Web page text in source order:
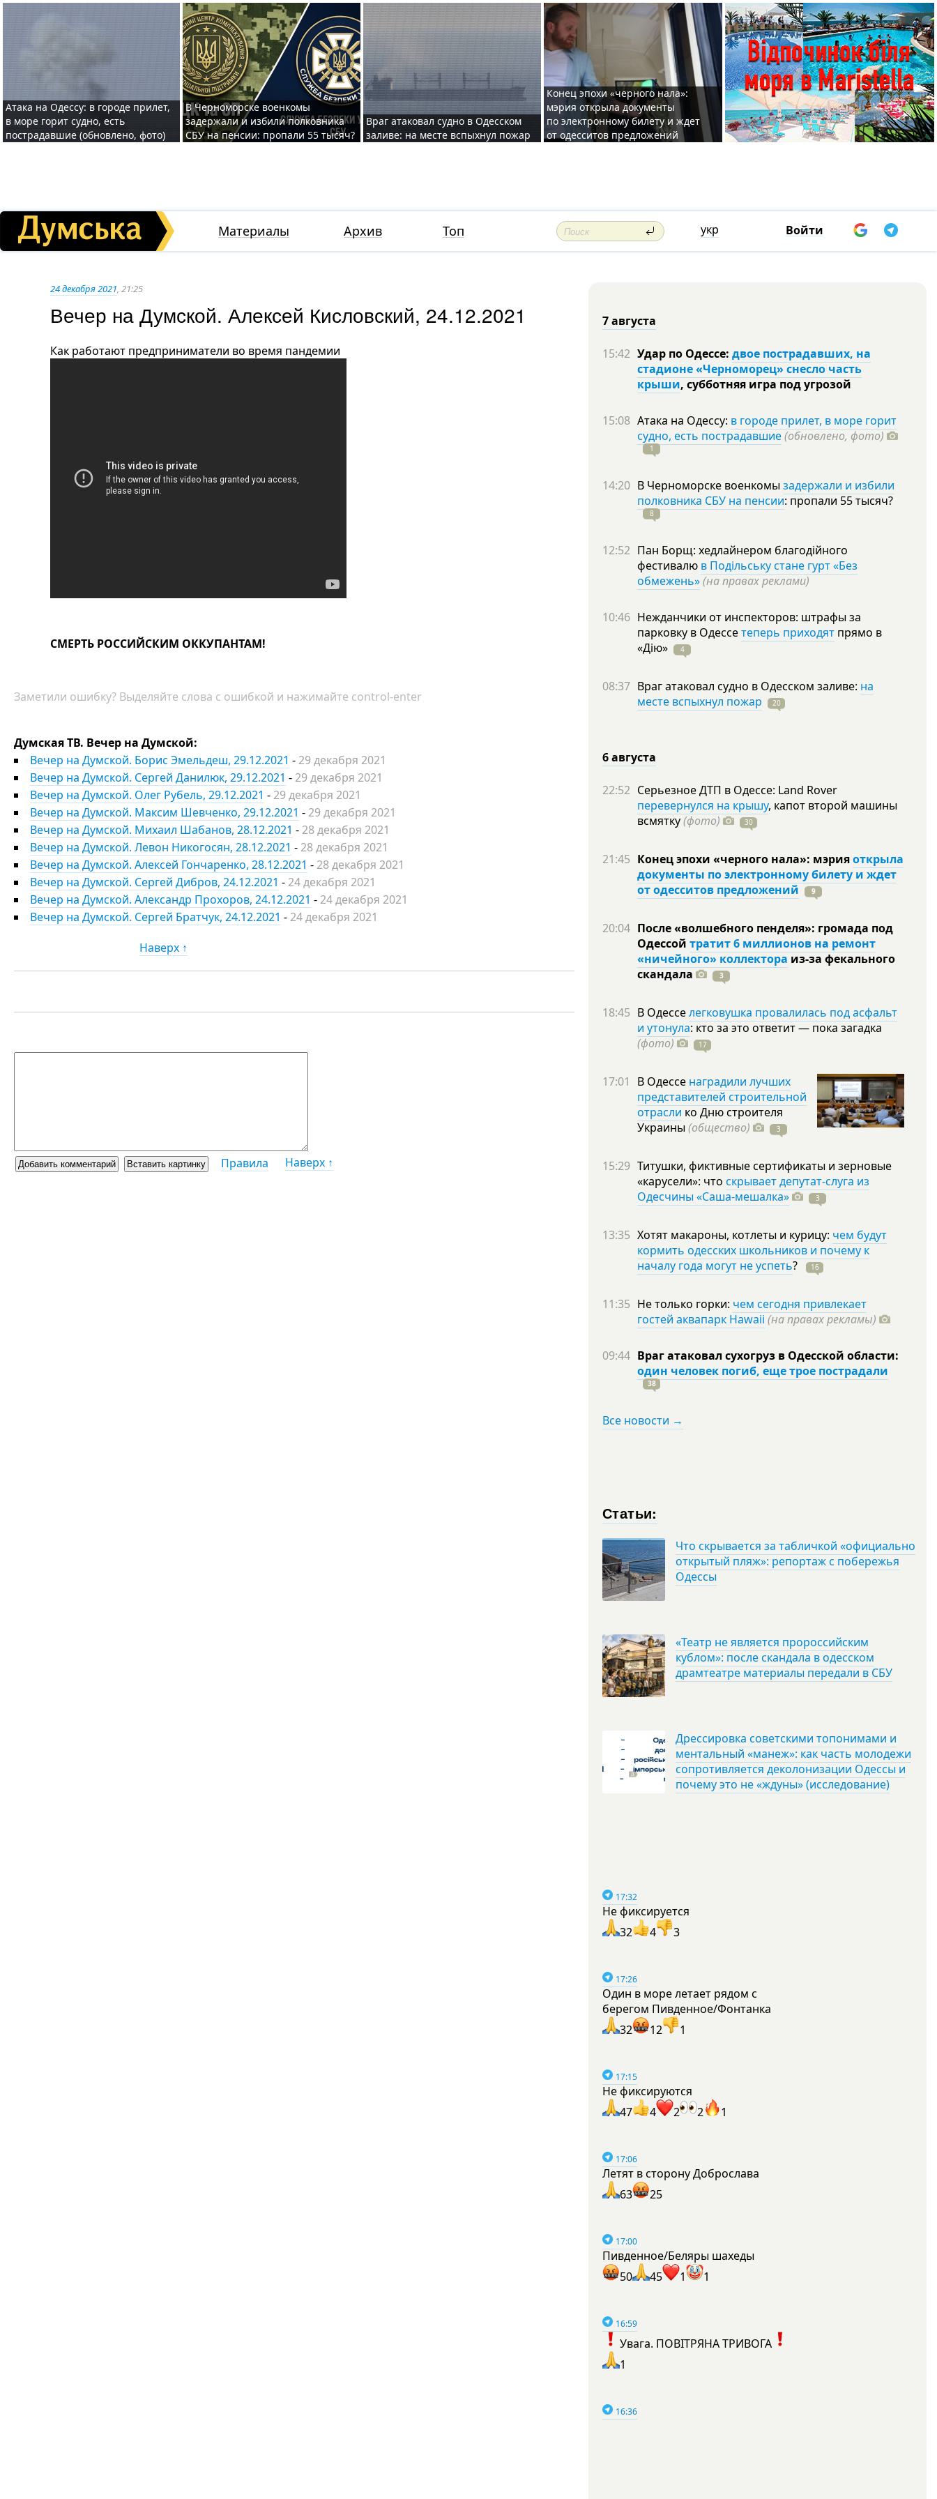
Атака на Одессу: в городе прилет,
в море горит судно, есть
пострадавшие (обновлено, фото)
В Черноморске военкомы
задержали и избили полковника
СБУ на пенсии: пропали 55 тысяч?
Враг атаковал судно в Одесском
заливе: на месте вспыхнул пожар
Конец эпохи «черного нала»:
мэрия открыла документы
по электронному билету и ждет
от одесситов предложений
Материалы Архив Топ укр Войти
24 декабря 2021, 21:25
Вечер на Думской. Алексей Кисловский, 24.12.2021
Как работают предприниматели во время пандемии
СМЕРТЬ РОССИЙСКИМ ОККУПАНТАМ!
Заметили ошибку? Выделяйте слова с ошибкой и нажимайте control-enter
Думская ТВ. Вечер на Думской:
Вечер на Думской. Борис Эмельдеш, 29.12.2021 - 29 декабря 2021
Вечер на Думской. Сергей Данилюк, 29.12.2021 - 29 декабря 2021
Вечер на Думской. Олег Рубель, 29.12.2021 - 29 декабря 2021
Вечер на Думской. Максим Шевченко, 29.12.2021 - 29 декабря 2021
Вечер на Думской. Михаил Шабанов, 28.12.2021 - 28 декабря 2021
Вечер на Думской. Левон Никогосян, 28.12.2021 - 28 декабря 2021
Вечер на Думской. Алексей Гончаренко, 28.12.2021 - 28 декабря 2021
Вечер на Думской. Сергей Дибров, 24.12.2021 - 24 декабря 2021
Вечер на Думской. Александр Прохоров, 24.12.2021 - 24 декабря 2021
Вечер на Думской. Сергей Братчук, 24.12.2021 - 24 декабря 2021
Наверх ↑
Правила Наверх ↑
7 августа
15:42 Удар по Одессе: двое пострадавших, на
стадионе «Черноморец» снесло часть
крыши, субботняя игра под угрозой
15:08 Атака на Одессу: в городе прилет, в море горит
судно, есть пострадавшие(обновлено, фото)
1
14:20 В Черноморске военкомы задержали и избили
полковника СБУ на пенсии: пропали 55тысяч?
8
12:52 Пан Борщ: хедлайнером благодійного
фестивалю в Подільську стане гурт «Без
обмежень»(на правах реклами)
10:46 Нежданчики от инспекторов: штрафы за
парковку в Одессетеперь приходят прямо в
«Дію»
4
08:37 Враг атаковал судно в Одесском заливе: на
месте вспыхнул пожар
20
6 августа
22:52 Серьезное ДТП в Одессе: Land Rover
перевернулся на крышу, капот второй машины
всмятку(фото) 30
21:45 Конец эпохи «черного нала»: мэрияоткрыла
документы по электронному билету и ждет
от одесситов предложений
9
20:04 После «волшебного пенделя»: громада под
Одессой тратит 6 миллионов на ремонт
«ничейного» коллектора из-за фекального
скандала
3
18:45 В Одесселегковушка провалилась под асфальт
и утонула: кто за это ответит — пока загадка
(фото)
17
17:01 В Одессе наградили лучших
представителей строительной
отрасли ко Дню строителя
Украины (общество) 3
15:29 Титушки, фиктивные сертификаты и зерновые
«карусели»: что скрывает депутат-слуга из
Одесчины «Саша-мешалка»
3
13:35 Хотят макароны, котлеты и курицу: чем будут
кормить одесских школьников и почему к
началу года могут не успеть? 16
11:35 Не только горки: чем сегодня привлекает
гостей аквапарк Hawaii (на правах рекламы)
09:44 Враг атаковал сухогруз в Одесской области:
один человек погиб, еще трое пострадали
38
Все новости →
Статьи:
Что скрывается за табличкой «официально
открытый пляж»: репортаж с побережья
Одессы
«Театр не является пророссийским
кублом»: после скандала в одесском
драмтеатре материалы передали в СБУ
Дрессировка советскими топонимами и
ментальный «манеж»: как часть молодежи
сопротивляется деколонизации Одессы и
почему это не «ждуны» (исследование)
17:32
Не фиксируется
32
4 3
17:26
Один в море летает рядом с
берегом Пивденное/Фонтанка
32
12 1
17:15
Не фиксируются
47
4 2 2 1
17:06
Летят в сторону Доброслава
63
25
17:00
Пивденное/Беляры шахеды
50
45 1 1
16:59
Увага. ПОВІТРЯНА ТРИВОГА
1
16:36